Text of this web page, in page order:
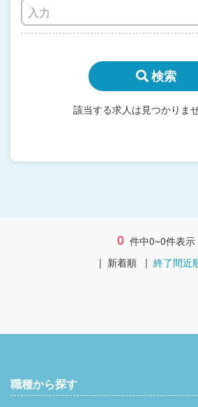
検索
該当する求人は見つかりま
0 件中0~0件表示
| 新着順 | 終了間近
職種から探す